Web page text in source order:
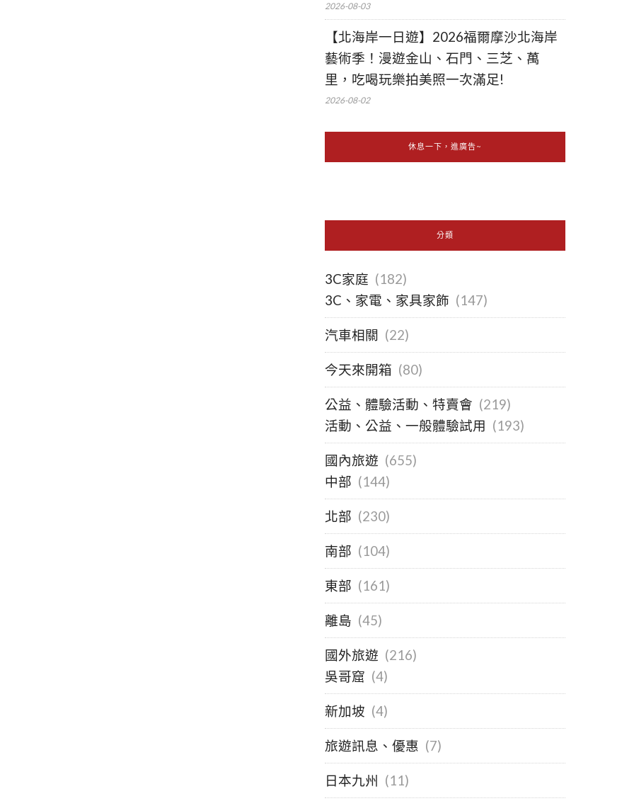
2026-08-03
【北海岸一日遊】2026福爾摩沙北海岸
藝術季！漫遊金山、石門、三芝、萬
里，吃喝玩樂拍美照一次滿足!
2026-08-02
休息一下，進廣告~
分類
3C家庭 (182)
3C、家電、家具家飾 (147)
汽車相關 (22)
今天來開箱 (80)
公益、體驗活動、特賣會 (219)
活動、公益、一般體驗試用 (193)
國內旅遊 (655)
中部 (144)
北部 (230)
南部 (104)
東部 (161)
離島 (45)
國外旅遊 (216)
吳哥窟 (4)
新加坡 (4)
旅遊訊息、優惠 (7)
日本九州 (11)